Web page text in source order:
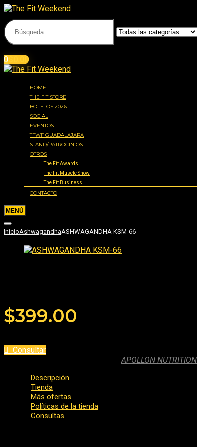
0
0.00
HOME
THE FIT STORE
BOLETOS 2026
SOCIAL
EVENTOS
TFWF GUADALAJARA
STAND/PATROCINIOS
OTROS
The Fit Awards
The Fit Muscle Show
The Fit Business
CONTACTO
InicioAshwagandhaASHWAGANDHA KSM-66
$399.00
Consultar
Categories:APOLLON NUTRITION
Descripción
Tienda
Más ofertas
Políticas de la tienda
Consultas